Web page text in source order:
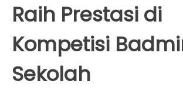
Raih Prestasi di
Kompetisi
Sekolah